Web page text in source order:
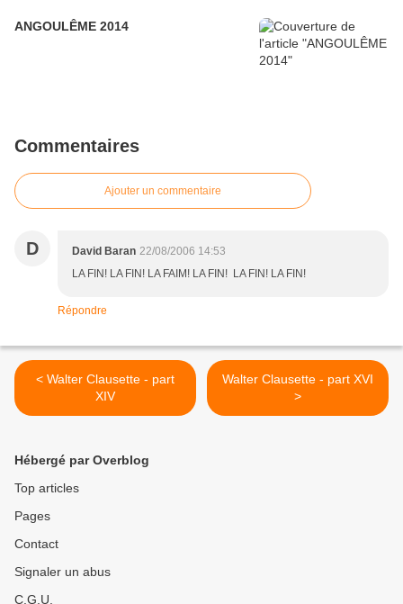
ANGOULÊME 2014
Commentaires
Ajouter un commentaire
D David Baran 22/08/2006 14:53
LA FIN! LA FIN! LA FAIM! LA FIN! LA FIN! LA FIN!
Répondre
< Walter Clausette - part
XIV
Walter Clausette - part XVI
>
Hébergé par Overblog
Top articles
Pages
Contact
Signaler un abus
C.G.U.